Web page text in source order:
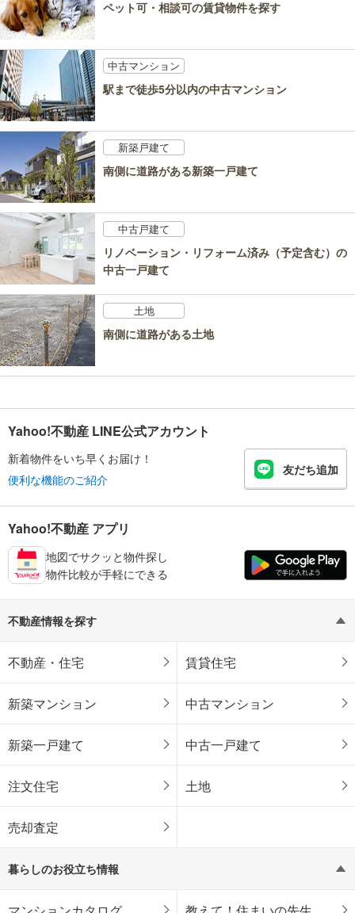
ペット可・相談可の賃貸物件を探す
中古マンション
駅まで徒歩5分以内の中古マンション
新築戸建て
南側に道路がある新築一戸建て
中古戸建て
リノベーション・リフォーム済み（予定含む）の
中古一戸建て
土地
南側に道路がある土地
Yahoo!不動産 LINE公式アカウント
新着物件をいち早くお届け！
便利な機能のご紹介
友だち追加
Yahoo!不動産 アプリ
地図でサクッと物件探し
物件比較が手軽にできる
不動産情報を探す
不動産・住宅 賃貸住宅
新築マンション 中古マンション
新築一戸建て 中古一戸建て
注文住宅 土地
売却査定
暮らしのお役立ち情報